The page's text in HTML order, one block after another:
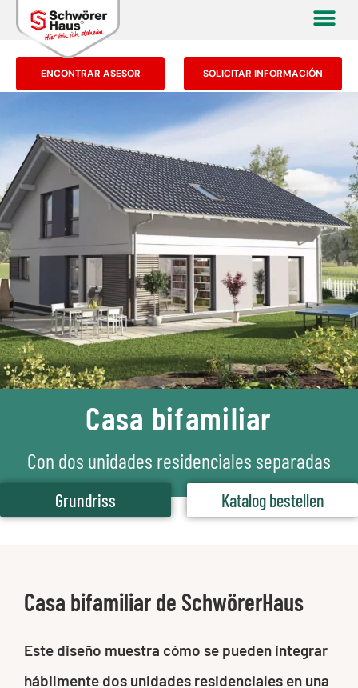
ENCONTRAR ASESOR SOLICITAR INFORMACIÓN
Casa bifamiliar
Con dos unidades residenciales separadas
Grundriss Katalog bestellen
Casa bifamiliar de SchwörerHaus
Este diseño muestra cómo se pueden integrar
hábilmente dos unidades residenciales en una